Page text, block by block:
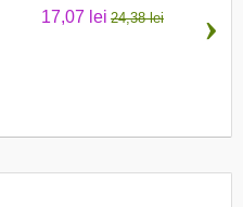
17,07 lei 24,38 lei ›